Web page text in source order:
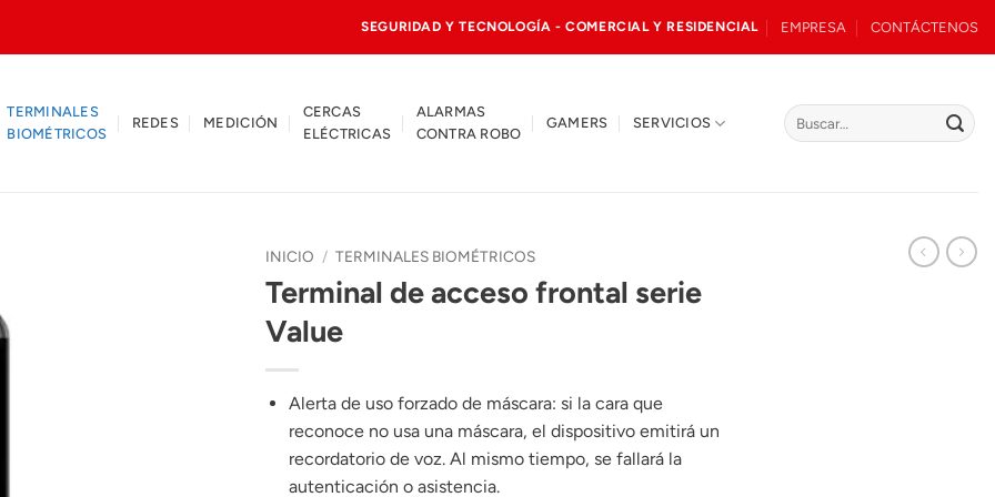
SEGURIDAD Y TECNOLOGÍA - COMERCIAL Y RESIDENCIAL EMPRESA CONTÁCTENOS
TERMINALES
BIOMÉTRICOS
REDES MEDICIÓN
CERCAS
ELÉCTRICAS
ALARMAS
CONTRA ROBO
GAMERS SERVICIOS
Buscar
por:
INICIO / TERMINALES BIOMÉTRICOS
Terminal de acceso frontal serie
Value
Alerta de uso forzado de máscara: si la cara que
reconoce no usa una máscara, el dispositivo emitirá un
recordatorio de voz. Al mismo tiempo, se fallará la
autenticación o asistencia.